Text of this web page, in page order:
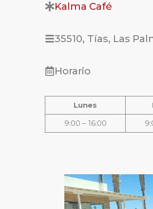
Kalma Café
35510, Tías, Las
Horario
Lunes
9:00 – 16:00